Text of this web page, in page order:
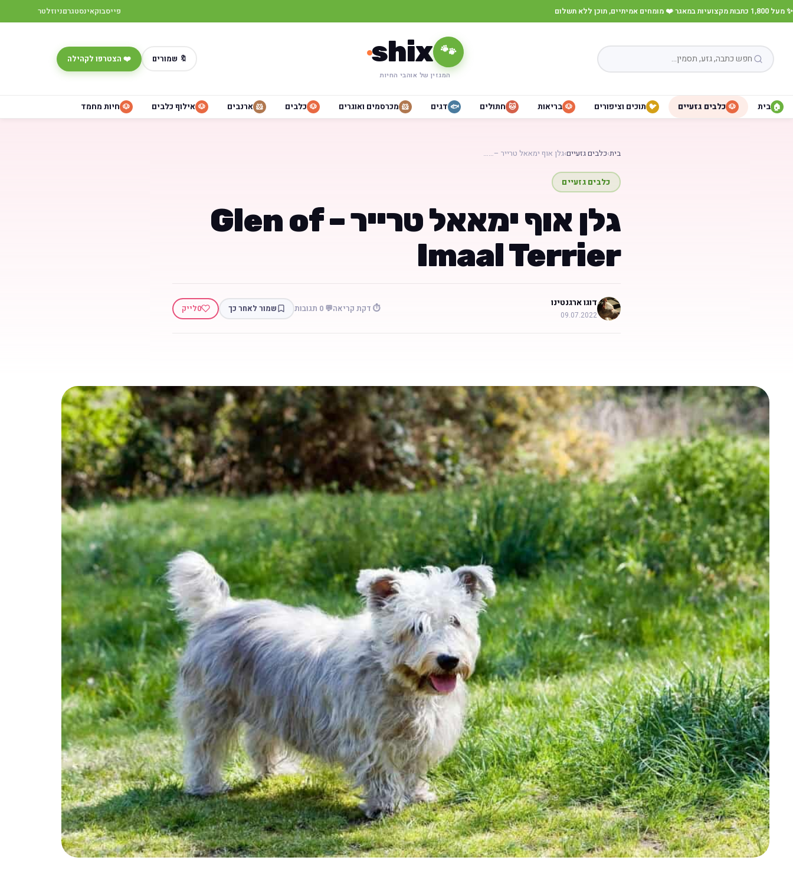
✨ מעל 1,800 כתבות מקצועיות במאגר ·❤️ מומחים אמיתיים, תוכן ללא תשלום פייסבוקאינסטגרםניוזלטר
🐾
shix
המגזין של אוהבי החיות
🔖 שמורים ❤️ הצטרפו לקהילה
🏠 בית 🐶 כלבים גזעיים 🐦 תוכים וציפורים 🐶 בריאות 🐱 חתולים 🐟 דגים 🐹 מכרסמים ואוגרים 🐶 כלבים 🐹 ארנבים 🐶 אילוף כלבים 🐶 חיות מחמד
בית›כלבים גזעיים›גלן אוף ימאאל טרייר –……
כלבים גזעיים
גלן אוף ימאאל טרייר – Glen of
Imaal Terrier
דוגו ארגנטינו
09.07.2022
⏱️ דקת קריאה💬 0 תגובות שמור לאחר כך 0לייק